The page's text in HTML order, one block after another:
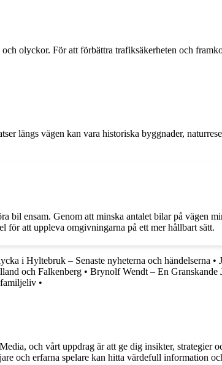
olyckor. För att förbättra trafiksäkerheten och
längs vägen kan vara historiska byggnader,
ensam. Genom att minska antalet bilar på vägen
för att uppleva omgivningarna på ett mer hållbart sätt.
i Hyltebruk – Senaste nyheterna och händelserna •
och Falkenberg • Brynolf Wendt – En Granskande
•
och vårt uppdrag är att ge dig insikter, strategier
och erfarna spelare kan hitta värdefull information